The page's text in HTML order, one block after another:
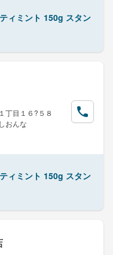
ィミント 150g スタン
丁目１６?５８
おんな
ィミント 150g スタン